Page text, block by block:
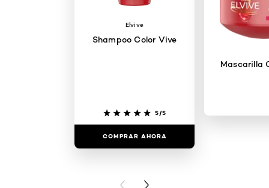
Elvive
Shampoo Color Vive
5/5
COMPRAR AHORA
Mascarilla
PREVIOUS CARD
NEXT CARD